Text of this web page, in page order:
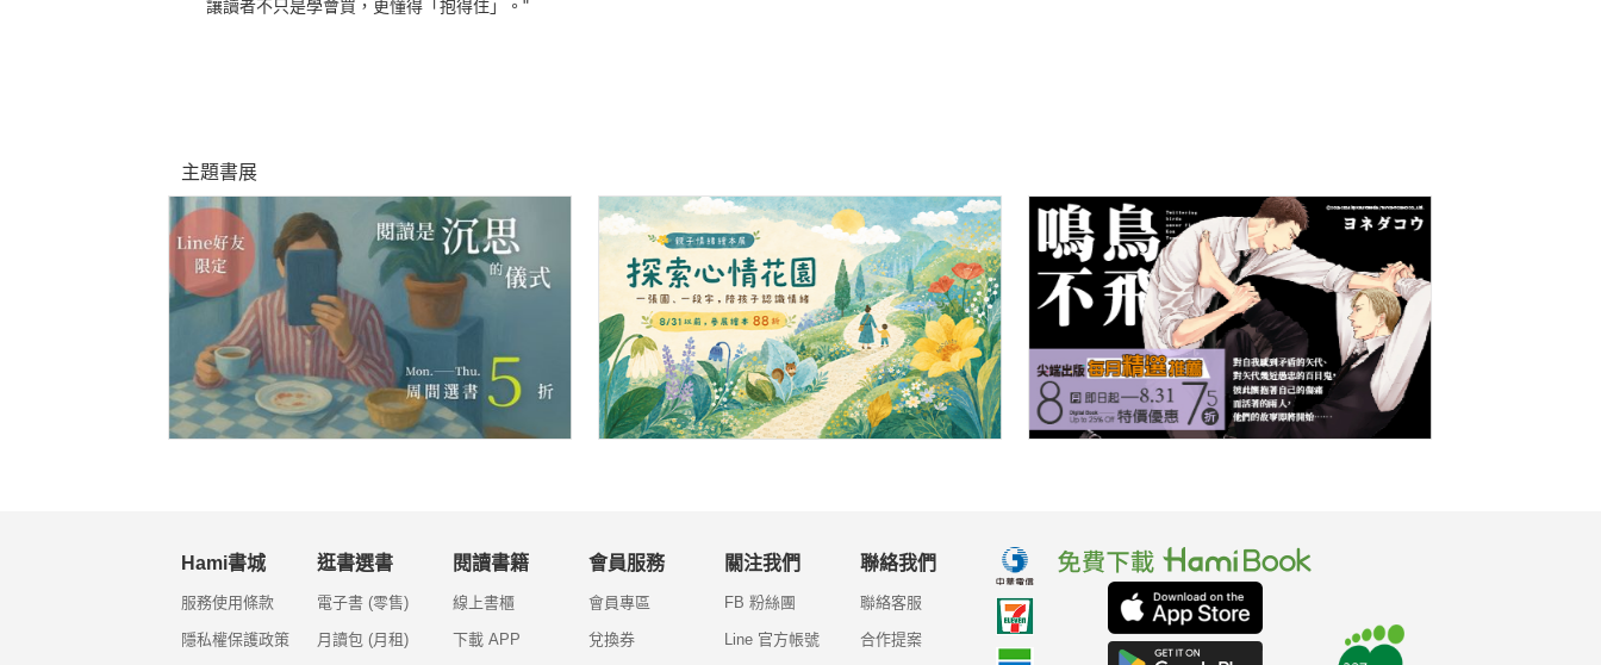
讓讀者不只是學會買，更懂得「抱得住」。"
主題書展
Hami書城
服務使用條款
隱私權保護政策
逛書選書
電子書 (零售)
月讀包 (月租)
閱讀書籍
線上書櫃
下載 APP
會員服務
會員專區
兌換券
關注我們
FB 粉絲團
Line 官方帳號
聯絡我們
聯絡客服
合作提案